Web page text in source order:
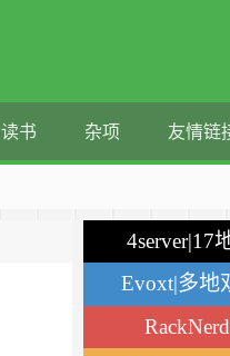
读书 杂项 友情链
4server|17
Evoxt|多地